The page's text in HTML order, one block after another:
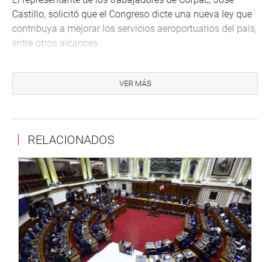
Castillo, solicitó que el Congreso dicte una nueva ley que
contribuya a mejorar los servicios aeroportuarios del país,
entre otros alcances.
invitación para atender las demandas de los gremios de
trabajadores e indicó que ha tomado nota de cada uno de
OFICINA DE COMUNICACIONES
VER MÁS
RELACIONADOS